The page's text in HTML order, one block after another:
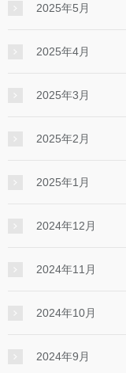
2025年5月
2025年4月
2025年3月
2025年2月
2025年1月
2024年12月
2024年11月
2024年10月
2024年9月